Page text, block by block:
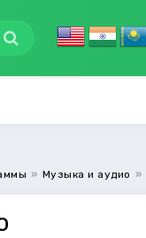
» Музыка и аудио »